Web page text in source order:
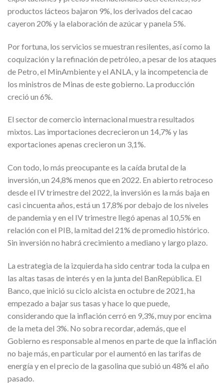
productos lácteos bajaron 9%, los derivados del cacao
cayeron 20% y la elaboración de azúcar y panela 5%.
Por fortuna, los servicios se muestran resilentes, así como la
coquización y la refinación de petróleo, a pesar de los ataques
de Petro, el MinAmbiente y el ANLA, y la incompetencia de
los ministros de Minas de este gobierno. La producción
creció un 6%.
El sector de comercio internacional muestra resultados
mixtos. Las importaciones decrecieron un 14,7% y las
exportaciones apenas crecieron un 3,1%.
Con todo, lo más preocupante es la caída brutal de la
inversión, un 24,8% menos que en 2022. En abierto retroceso
desde el IV trimestre del 2022, la inversión es la más baja en
casi cincuenta años, está un 17,8% por debajo de los niveles
de pandemia y en el IV trimestre llegó apenas al 10,5% en
relación con el PIB, la mitad del 21% de promedio histórico.
Sin inversión no habrá crecimiento a mediano y largo plazo.
La estrategia de la izquierda ha sido centrar toda la culpa en
las altas tasas de interés y en la junta del BanRepública. El
Banco, que inició su ciclo alcista en octubre de 2021, ha
empezado a bajar sus tasas y hace lo que puede,
considerando que la inflación cerró en 9,3%, muy por encima
de la meta del 3%. No sobra recordar, además, que el
Gobierno es responsable al menos en parte de que la inflación
no baje más, en particular por el aumentó en las tarifas de
energía y en el precio de la gasolina que subió un 48% el año
pasado.